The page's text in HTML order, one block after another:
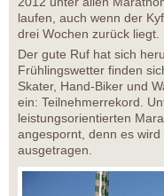
laufen, auch wenn der
drei Wochen zurück liegt.
Der gute Ruf hat sich
Frühlingswetter finden
Skater, Hand-Biker und
ein: Teilnehmerrekord.
leistungsorientierten
angespornt, denn es
ausgetragen.